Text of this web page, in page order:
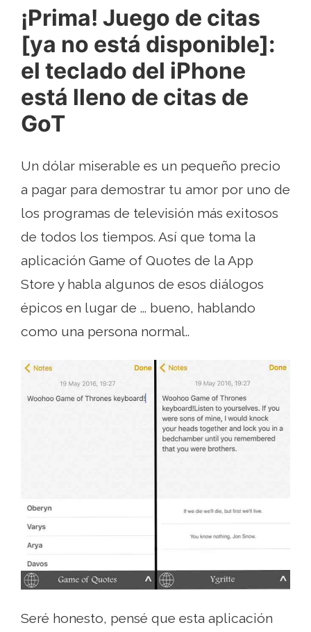
¡Prima! Juego de citas
[ya no está disponible]:
el teclado del iPhone
está lleno de citas de
GoT
Un dólar miserable es un pequeño precio
a pagar para demostrar tu amor por uno de
los programas de televisión más exitosos
de todos los tiempos. Así que toma la
aplicación Game of Quotes de la App
Store y habla algunos de esos diálogos
épicos en lugar de ... bueno, hablando
como una persona normal..
Seré honesto, pensé que esta aplicación